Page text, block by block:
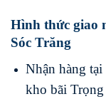
Hình thức giao
Sóc Trăng
Nhận hàng
kho bãi Trọng